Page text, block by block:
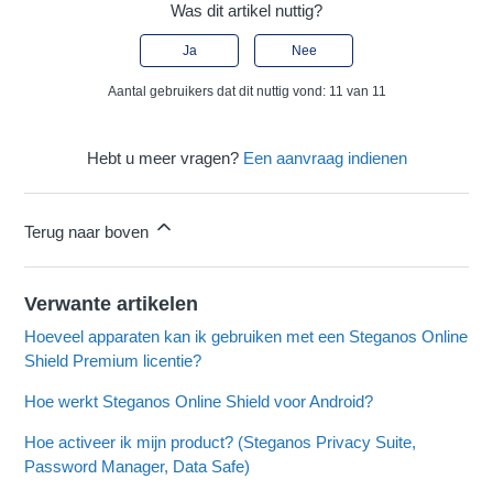
Was dit artikel nuttig?
Ja Nee
Aantal gebruikers dat dit nuttig vond: 11 van 11
Hebt u meer vragen? Een aanvraag indienen
Terug naar boven
Verwante artikelen
Hoeveel apparaten kan ik gebruiken met een Steganos Online
Shield Premium licentie?
Hoe werkt Steganos Online Shield voor Android?
Hoe activeer ik mijn product? (Steganos Privacy Suite,
Password Manager, Data Safe)